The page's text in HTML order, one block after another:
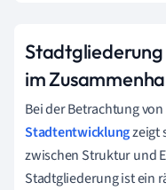
im
Bei der Betrachtung
Stadtentwicklungzeigt
zwischen Struktur und
Stadtgliederung ist ein